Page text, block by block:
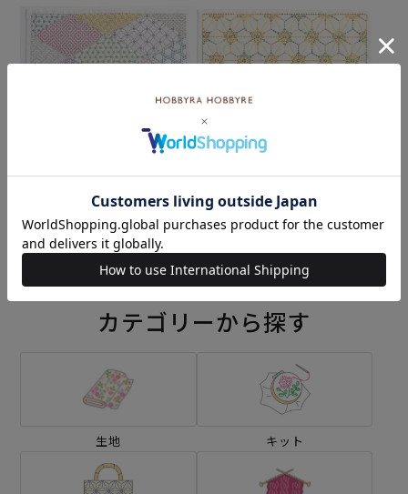
刺し子 寄せ模様＜菱形＞2
¥2,420(税込)
刺し子 六角花紋セット
¥1,650(税込)
カテゴリーから探す
生地 キット